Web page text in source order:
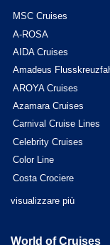
MSC Cruises
A-ROSA
AIDA Cruises
Amadeus
AROYA Cruises
Azamara Cruises
Carnival Cruise Lines
Celebrity Cruises
Color Line
Costa Crociere
visualizzare più
World of Cruises